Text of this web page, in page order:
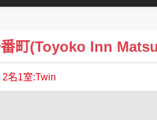
町(Toyoko Inn
2名1室:Twin